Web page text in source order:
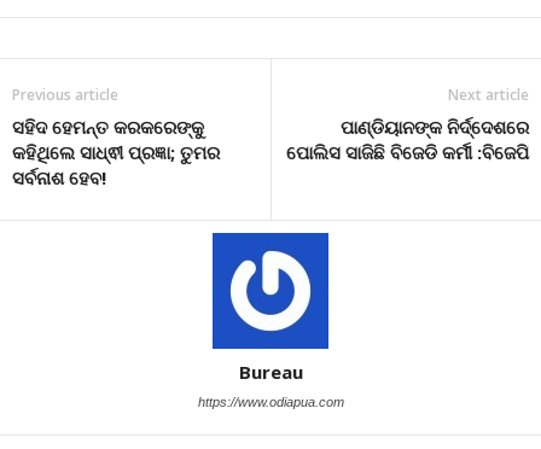
Previous article
ସହିଦ ହେମନ୍ତ କରକରେଙ୍କୁ
କହିଥିଲେ ସାଧ୍ଵୀ ପ୍ରଜ୍ଞା; ତୁମର
ସର୍ବନାଶ ହେବ!
Next article
ପାଣ୍ଡିୟାନଙ୍କ ନିର୍ଦ୍ଦେଶରେ
ପୋଲିସ ସାଜିଛି ବିଜେଡି କର୍ମୀ :ବିଜେପି
Bureau
https://www.odiapua.com